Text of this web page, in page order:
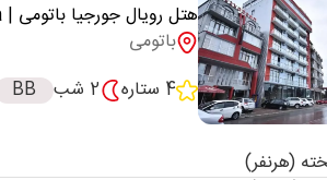
هتل رویال جورجیا باتومی | royal georgia
باتومی
4 ستاره
2 شب BB